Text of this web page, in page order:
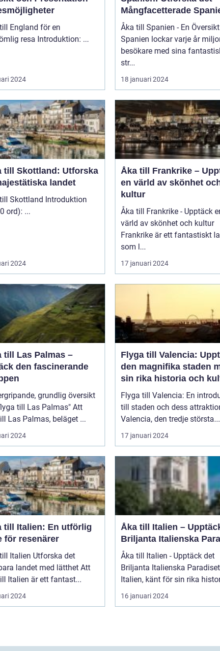
England för en
oförglömlig resa Introduktion: ...
2024
Mångfacetterade
Åka till Spanien - En Översikt
Spanien lockar varje år
besökare med sina
str...
18 januari 2024
till Skottland: Utforska
landet
Introduktion
(ca 200 ord): ...
2024
Åka till Frankrike –
en värld av skönhet
kultur
Åka till Frankrike - Upptäck
värld av skönhet och kultur
Frankrike är ett fantastiskt
som l...
17 januari 2024
till Las Palmas –
den fascinerande
grundlig översikt
till Las Palmas" Att
Las Palmas, beläget ...
2024
Flyga till Valencia:
den magnifika staden
sin rika historia och
Flyga till Valencia: En
till staden och dess
Valencia, den tredje största...
17 januari 2024
till Italien: En utförlig
för resenärer
Utforska det
landet med lätthet Att
Italien är ett fantast...
2024
Åka till Italien –
Briljanta Italienska
Åka till Italien - Upptäck det
Briljanta Italienska Paradiset
Italien, känt för sin rika
16 januari 2024